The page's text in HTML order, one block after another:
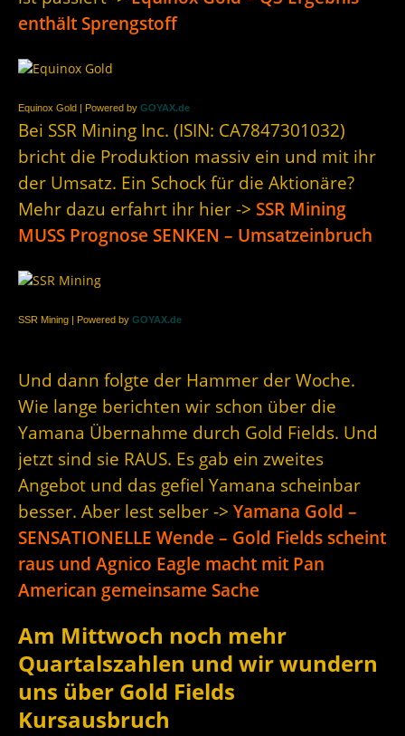
enthält Sprengstoff
Equinox Gold | Powered by GOYAX.de
Bei SSR Mining Inc. (ISIN: CA7847301032)
bricht die Produktion massiv ein und mit ihr
der Umsatz. Ein Schock für die Aktionäre?
Mehr dazu erfahrt ihr hier -> SSR Mining
MUSS Prognose SENKEN – Umsatzeinbruch
SSR Mining | Powered by GOYAX.de
Und dann folgte der Hammer der Woche.
Wie lange berichten wir schon über die
Yamana Übernahme durch Gold Fields. Und
jetzt sind sie RAUS. Es gab ein zweites
Angebot und das gefiel Yamana scheinbar
besser. Aber lest selber -> Yamana Gold –
SENSATIONELLE Wende – Gold Fields scheint
raus und Agnico Eagle macht mit Pan
American gemeinsame Sache
Am Mittwoch noch mehr
Quartalszahlen und wir wundern
uns über Gold Fields
Kursausbruch